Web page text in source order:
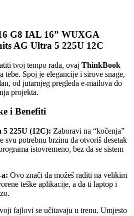
G8 IAL 16” WUXGA
AG Ultra 5 225U 12C
tvoj tempo rada, ovaj ThinkBook
tebe. Spoj je elegancije i sirove snage,
od jutarnjeg pregleda e-mailova do
projekta.
i Benefiti
225U (12C): Zaboravi na “kočenja”
svu potrebnu brzinu da otvoriš desetak
istovremeno, bez da se sistem
Ovo znači da možeš raditi na velikim
teške aplikacije, a da ti laptop i
fajlovi se učitavaju u trenu. Umjesto